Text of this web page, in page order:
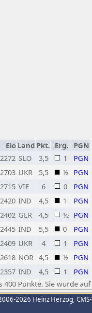
Elo Land Pkt. Erg.
PGN
2272 SLO 3,5 1
PGN
2703 UKR 5,5 ½ PGN
2715 VIE 6 0
PGN
2420 IND 4,5 1
PGN
2402 GER 4,5 ½ PGN
2445 IND 5,5 0
PGN
2409 UKR 4 1
PGN
2618 NOR 4,5 ½ PGN
2357 IND 4,5 1
PGN
Punkte. Sie wurde
2026 Heinz Herzog,